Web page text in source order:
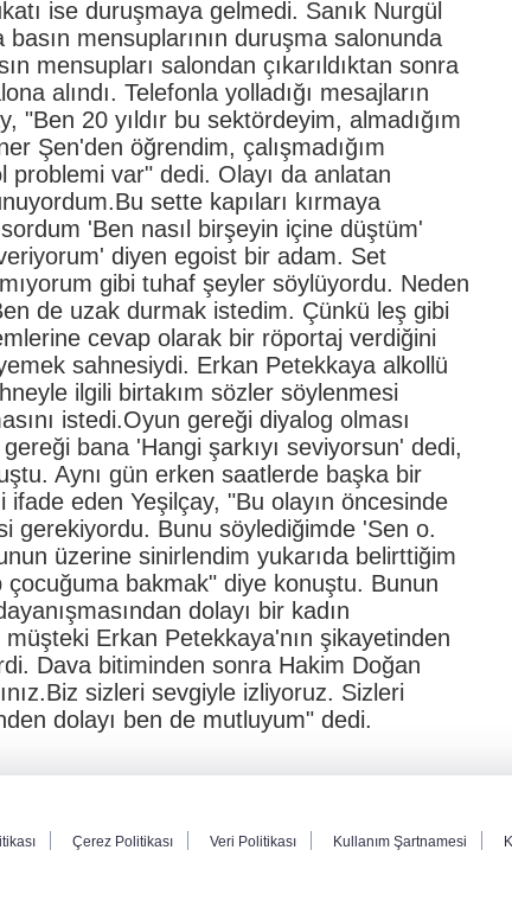
ise duruşmaya gelmedi. Sanık Nurgül
basın mensuplarının duruşma salonunda
mensupları salondan çıkarıldıktan sonra
alındı. Telefonla yolladığı mesajların
"Ben 20 yıldır bu sektördeyim, almadığım
Şen'den öğrendim, çalışmadığım
var" dedi. Olayı da anlatan
sette kapıları kırmaya
'Ben nasıl birşeyin içine düştüm'
diyen egoist bir adam. Set
gibi tuhaf şeyler söylüyordu. Neden
de uzak durmak istedim. Çünkü leş gibi
cevap olarak bir röportaj verdiğini
sahnesiydi. Erkan Petekkaya alkollü
ilgili birtakım sözler söylenmesi
istedi.Oyun gereği diyalog olması
bana 'Hangi şarkıyı seviyorsun' dedi,
Aynı gün erken saatlerde başka bir
ifade eden Yeşilçay, "Bu olayın öncesinde
gerekiyordu. Bunu söylediğimde 'Sen o.
üzerine sinirlendim yukarıda belirttiğim
bakmak" diye konuştu. Bunun
dolayı bir kadın
Erkan Petekkaya'nın şikayetinden
Dava bitiminden sonra Hakim Doğan
sizleri sevgiyle izliyoruz. Sizleri
dolayı ben de mutluyum" dedi.
Çerez Politikası Veri Politikası Kullanım Şartnamesi